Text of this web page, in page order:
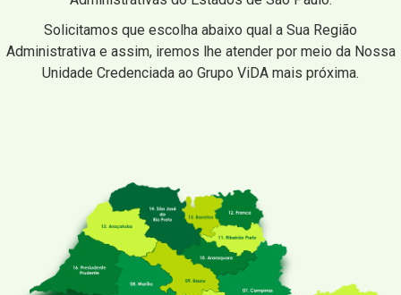
Solicitamos que escolha abaixo qual a Sua Região
Administrativa e assim, iremos lhe atender por meio da Nossa
Unidade Credenciada ao Grupo ViDA mais próxima.